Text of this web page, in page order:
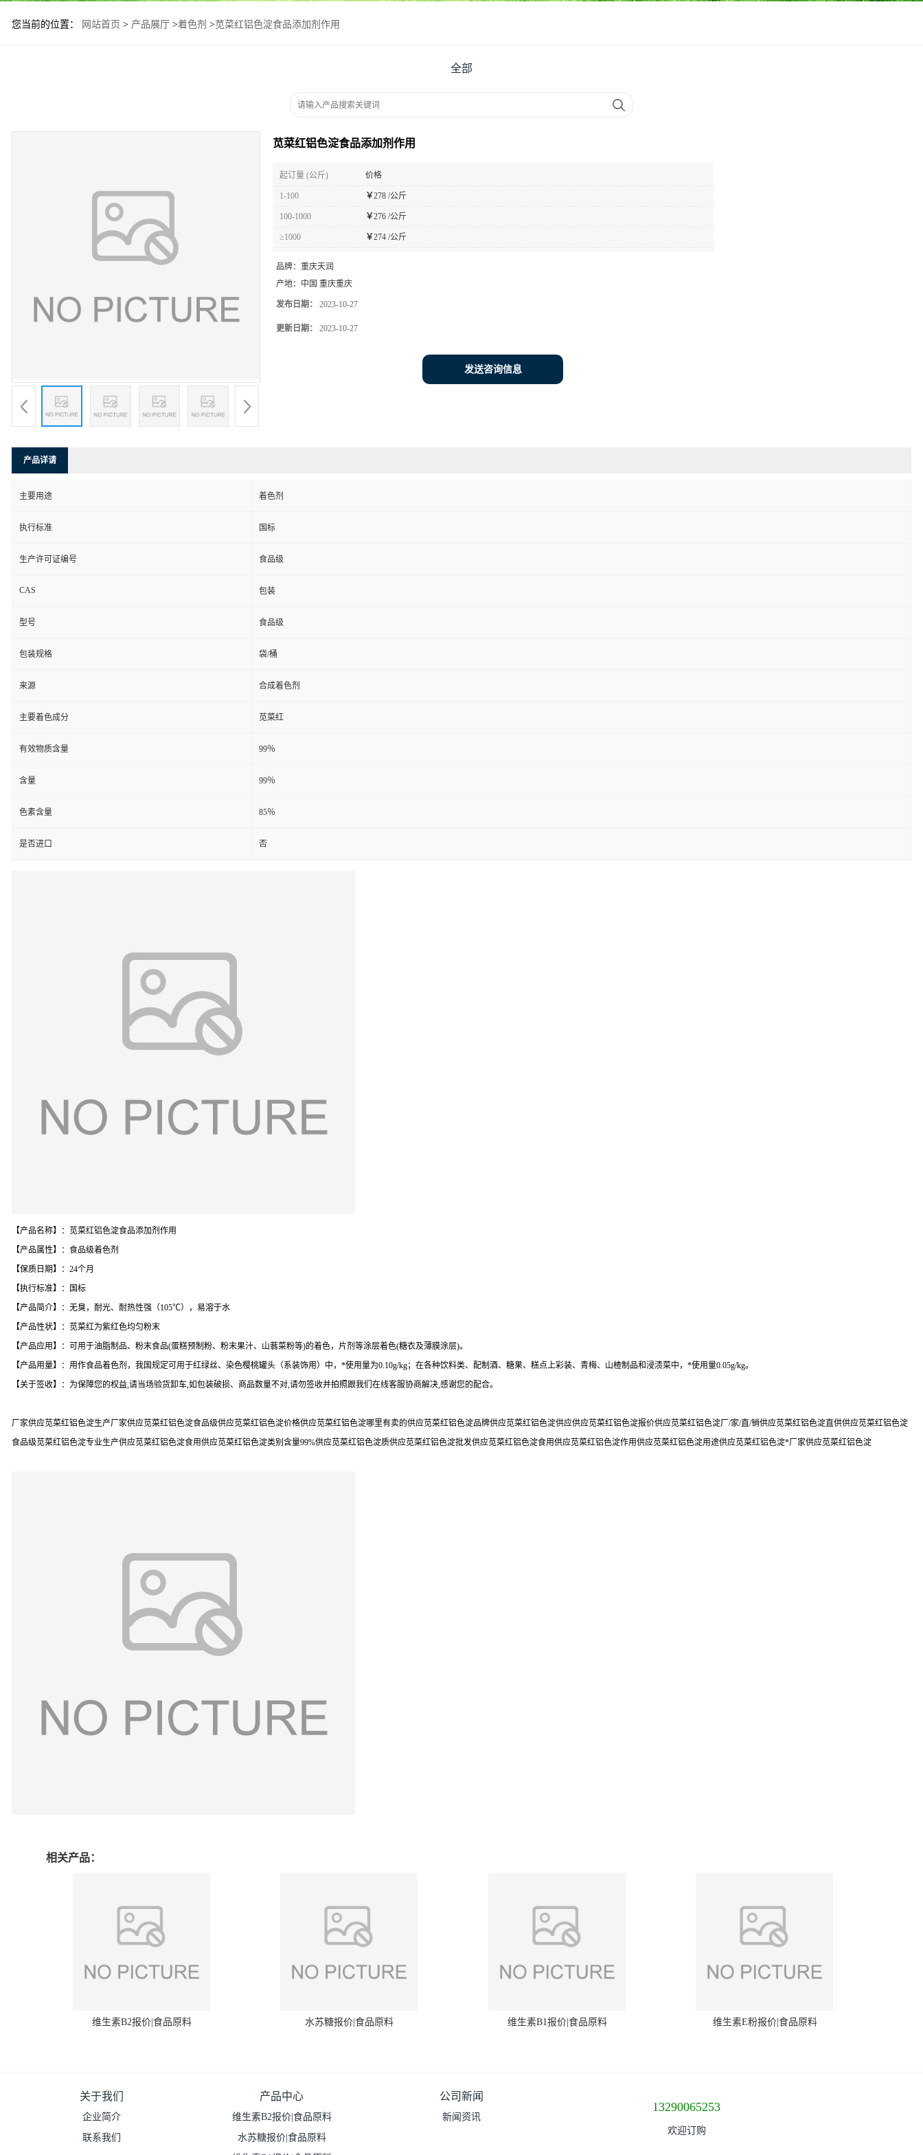
您当前的位置： 网站首页 > 产品展厅 >着色剂 >苋菜红铝色淀食品添加剂作用
全部
苋菜红铝色淀食品添加剂作用
起订量 (公斤) 价格
1-100 ￥278 /公斤
100-1000 ￥276 /公斤
≥1000 ￥274 /公斤
品牌： 重庆天润
产地： 中国 重庆重庆
发布日期： 2023-10-27
更新日期： 2023-10-27
发送咨询信息
产品详请
主要用途 着色剂
执行标准 国标
生产许可证编号 食品级
CAS 包装
型号 食品级
包装规格 袋/桶
来源 合成着色剂
主要着色成分 苋菜红
有效物质含量 99％
含量 99％
色素含量 85％
是否进口 否
【产品名称】：苋菜红铝色淀食品添加剂作用
【产品属性】：食品级着色剂
【保质日期】：24个月
【执行标准】：国标
【产品简介】：无臭，耐光、耐热性强（105℃），易溶于水
【产品性状】：苋菜红为紫红色均匀粉末
【产品应用】：可用于油脂制品、粉末食品(蛋糕预制粉、粉末果汁、山蓊菜粉等)的着色，片剂等涂层着色(糖衣及薄膜涂层)。
【产品用量】：用作食品着色剂，我国规定可用于红绿丝、染色樱桃罐头（系装饰用）中，*使用量为0.10g/kg；在各种饮料类、配制酒、糖果、糕点上彩装、青梅、山楂制品和浸渍菜中，*使用量0.05g/kg。
【关于签收】：为保障您的权益,请当场验货卸车,如包装破损、商品数量不对,请勿签收并拍照跟我们在线客服协商解决,感谢您的配合。
厂家供应苋菜红铝色淀生产厂家供应苋菜红铝色淀食品级供应苋菜红铝色淀价格供应苋菜红铝色淀哪里有卖的供应苋菜红铝色淀品牌供应苋菜红铝色淀供应供应苋菜红铝色淀报价供应苋菜红铝色淀厂/家/直/销供应苋菜红铝色淀直供供应苋菜红铝色淀
食品级苋菜红铝色淀专业生产供应苋菜红铝色淀食用供应苋菜红铝色淀类别含量99%供应苋菜红铝色淀质供应苋菜红铝色淀批发供应苋菜红铝色淀食用供应苋菜红铝色淀作用供应苋菜红铝色淀用途供应苋菜红铝色淀*厂家供应苋菜红铝色淀
相关产品：
维生素B2报价|食品原料 水苏糖报价|食品原料 维生素B1报价|食品原料 维生素E粉报价|食品原料
关于我们
企业简介
联系我们
产品中心
维生素B2报价|食品原料
水苏糖报价|食品原料
公司新闻
新闻资讯
13290065253
欢迎订购